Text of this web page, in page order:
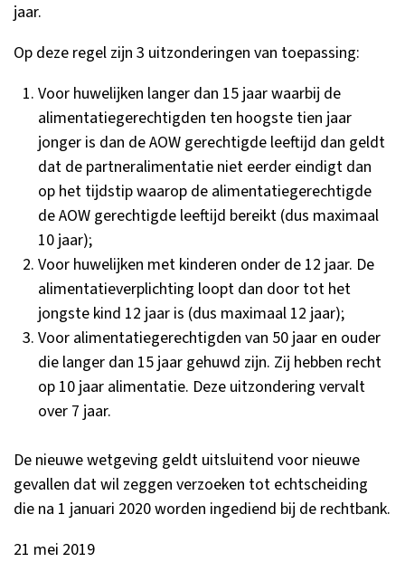
jaar.
Op deze regel zijn 3 uitzonderingen van toepassing:
Voor huwelijken langer dan 15 jaar waarbij de
alimentatiegerechtigden ten hoogste tien jaar
jonger is dan de AOW gerechtigde leeftijd dan geldt
dat de partneralimentatie niet eerder eindigt dan
op het tijdstip waarop de alimentatiegerechtigde
de AOW gerechtigde leeftijd bereikt (dus maximaal
10 jaar);
Voor huwelijken met kinderen onder de 12 jaar. De
alimentatieverplichting loopt dan door tot het
jongste kind 12 jaar is (dus maximaal 12 jaar);
Voor alimentatiegerechtigden van 50 jaar en ouder
die langer dan 15 jaar gehuwd zijn. Zij hebben recht
op 10 jaar alimentatie. Deze uitzondering vervalt
over 7 jaar.
De nieuwe wetgeving geldt uitsluitend voor nieuwe
gevallen dat wil zeggen verzoeken tot echtscheiding
die na 1 januari 2020 worden ingediend bij de rechtbank.
21 mei 2019